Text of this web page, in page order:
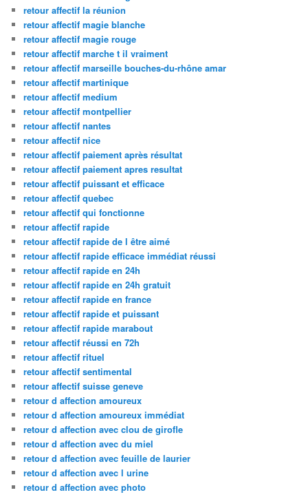
retour affectif la réunion
retour affectif magie blanche
retour affectif magie rouge
retour affectif marche t il vraiment
retour affectif marseille bouches-du-rhône amar
retour affectif martinique
retour affectif medium
retour affectif montpellier
retour affectif nantes
retour affectif nice
retour affectif paiement après résultat
retour affectif paiement apres resultat
retour affectif puissant et efficace
retour affectif quebec
retour affectif qui fonctionne
retour affectif rapide
retour affectif rapide de l être aimé
retour affectif rapide efficace immédiat réussi
retour affectif rapide en 24h
retour affectif rapide en 24h gratuit
retour affectif rapide en france
retour affectif rapide et puissant
retour affectif rapide marabout
retour affectif réussi en 72h
retour affectif rituel
retour affectif sentimental
retour affectif suisse geneve
retour d affection amoureux
retour d affection amoureux immédiat
retour d affection avec clou de girofle
retour d affection avec du miel
retour d affection avec feuille de laurier
retour d affection avec l urine
retour d affection avec photo